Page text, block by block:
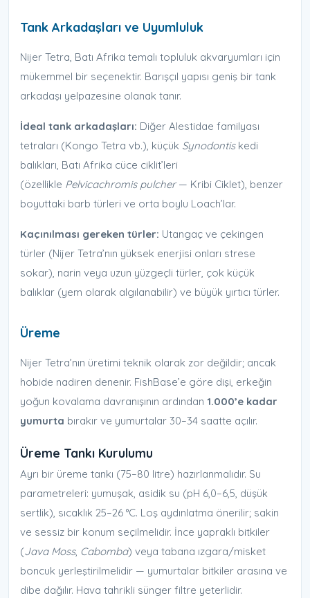
Tank Arkadaşları ve Uyumluluk
Nijer Tetra, Batı Afrika temalı topluluk akvaryumları için
mükemmel bir seçenektir. Barışçıl yapısı geniş bir tank
arkadaşı yelpazesine olanak tanır.
İdeal tank arkadaşları: Diğer Alestidae familyası
tetraları (Kongo Tetra vb.), küçük Synodontiskedi
balıkları, Batı Afrika cüce ciklit’leri
(özellikle Pelvicachromis pulcher— Kribi Ciklet), benzer
boyuttaki barb türleri ve orta boylu Loach’lar.
Kaçınılması gereken türler: Utangaç ve çekingen
türler (Nijer Tetra’nın yüksek enerjisi onları strese
sokar), narin veya uzun yüzgeçli türler, çok küçük
balıklar (yem olarak algılanabilir) ve büyük yırtıcı türler.
Üreme
Nijer Tetra’nın üretimi teknik olarak zor değildir; ancak
hobide nadiren denenir. FishBase’e göre dişi, erkeğin
yoğun kovalama davranışının ardından 1.000’e kadar
yumurta bırakır ve yumurtalar 30–34 saatte açılır.
Üreme Tankı Kurulumu
Ayrı bir üreme tankı (75–80 litre) hazırlanmalıdır. Su
parametreleri: yumuşak, asidik su (pH 6,0–6,5, düşük
sertlik), sıcaklık 25–26 °C. Loş aydınlatma önerilir; sakin
ve sessiz bir konum seçilmelidir. İnce yapraklı bitkiler
(Java Moss, Cabomba) veya tabana ızgara/misket
boncuk yerleştirilmelidir — yumurtalar bitkiler arasına ve
dibe dağılır. Hava tahrikli sünger filtre yeterlidir.